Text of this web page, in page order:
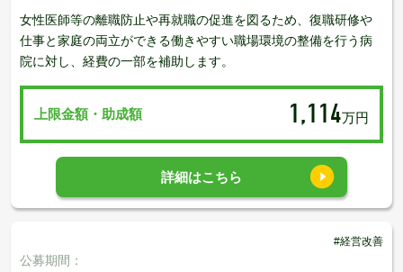
女性医師等の離職防止や再就職の促進を図るため、復職研修や
仕事と家庭の両立ができる働きやすい職場環境の整備を行う病
院に対し、経費の一部を補助します。
上限金額・助成額 1,114万円
詳細はこちら
#経営改善
公募期間：